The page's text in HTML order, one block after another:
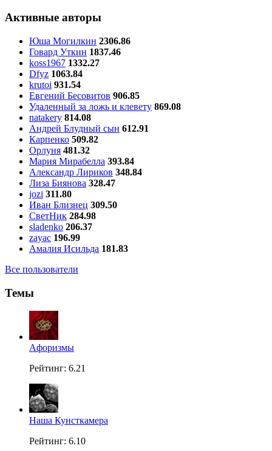
Активные авторы
Юша Могилкин 2306.86
Говард Уткин 1837.46
koss1967 1332.27
Dfyz 1063.84
krutoi 931.54
Евгений Бесовитов 906.85
Удаленный за ложь и клевету 869.08
natakery 814.08
Андрей Блудный сын 612.91
Карпенко 509.82
Орлуня 481.32
Мария Мирабелла 393.84
Александр Лириков 348.84
Лиза Биянова 328.47
jozi 311.80
Иван Близнец 309.50
СветНик 284.98
sladenko 206.37
zayac 196.99
Амалия Исильда 181.83
Все пользователи
Темы
Aфоризмы
Рейтинг: 6.21
Наша Кунсткамера
Рейтинг: 6.10